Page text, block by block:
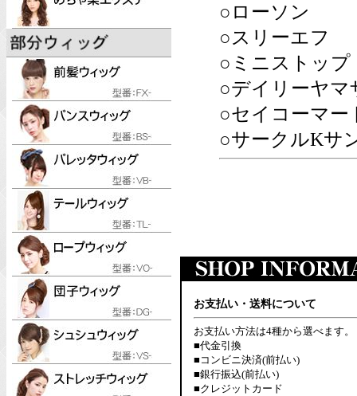
○ローソン
○スリーエフ
○ミニストップ
○デイリーヤマ
○セイコーマー
○サークルKサ
お支払い・送料について
お支払い方法は4種から選べます。
■代金引換
■コンビニ決済(前払い)
■銀行振込(前払い)
■クレジットカード